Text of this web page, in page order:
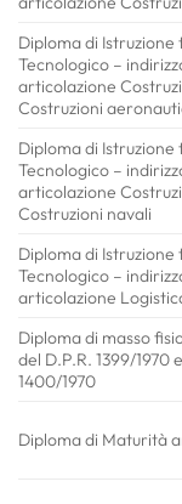
Diploma di
Tecnologico –
articolazione
Costruzioni
Diploma di
Tecnologico –
articolazione
Costruzioni navali
Diploma di
Tecnologico –
articolazione
Diploma di masso
del D.P.R. 1399/1970
1400/1970
Diploma di Maturità